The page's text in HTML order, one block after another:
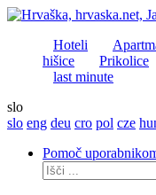
Hoteli
hišice
Prikolice
last minute
slo
slo eng deu cro pol cze
Pomoč